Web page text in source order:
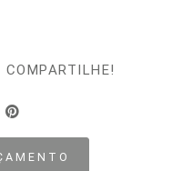
COMPARTILHE!